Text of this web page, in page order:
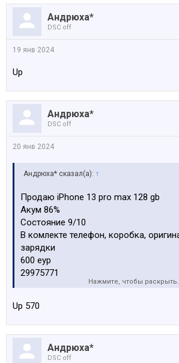
Посмотреть вложение 181511
Андрюха*
DSC off
19 янв 2024
Up
Андрюха*
DSC off
20 янв 2024
Андрюха* сказал(а): ↑
Продаю iPhone 13 pro max 128 gb
Акум 86%
Состояние 9/10
В комлекте телефон, коробка,
зарядки
600 еур
29975771
Посмотреть вложение 181510
Посмотреть вложение 181511
Нажмите, чтобы
Up 570
Андрюха*
DSC off